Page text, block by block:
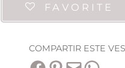
FAVORITE
COMPARTIR ESTE